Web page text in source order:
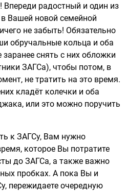
Впереди радостный и один из
Вашей новой семейной
не забыть! Обязательно
обручальные кольца и оба
снять с них обложки
ЗАГСа), чтобы потом, в
не тратить на это время.
кладёт колечки и оба
или это можно поручить
к ЗАГСу, Вам нужно
которое Вы потратите
до ЗАГСа, а также важно
пробках. А пока Вы и
пережидаете очередную